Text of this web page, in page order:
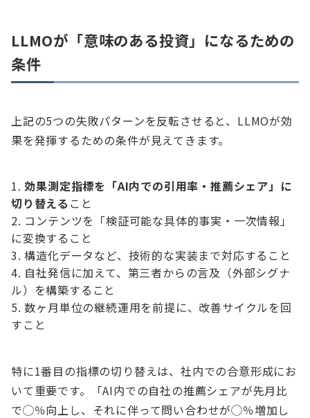
LLMOが「意味のある投資」になるための
条件
上記の5つの失敗パターンを反転させると、LLMOが効
果を発揮するための条件が見えてきます。
効果測定指標を「AI内での引用率・推薦シェア」に
切り替える こと
コンテンツを「検証可能な具体的事実・一次情報」
に変換すること
構造化データなど、技術的な実装まで対応すること
自社発信に加えて、第三者からの言及（外部シグナ
ル）を構築すること
数ヶ月単位の継続運用を前提に、改善サイクルを回
すこと
特に1番目の指標の切り替えは、社内での合意形成にお
いて重要です。「AI内での自社の推薦シェアが先月比
で◯％向上し、それに伴って問い合わせが◯％増加し